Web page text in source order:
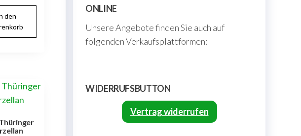
den
ONLINE
Unsere Angebote finden Sie auch auf
folgenden Verkaufsplattformen:
WIDERRUFSBUTTON
Vertrag widerrufen